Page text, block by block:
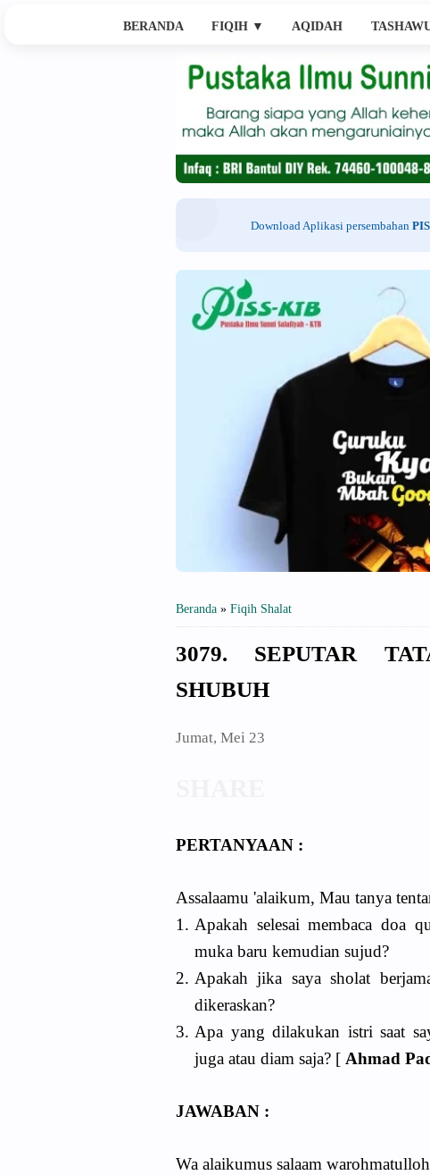
BERANDA FIQIH ▼ AQIDAH
Download Aplikasi persembahan
Beranda » Fiqih Shalat
3079. SEPUTAR
SHUBUH
Jumat, Mei 23
PERTANYAAN :
Assalaamu 'alaikum, Mau tanya
1. Apakah selesai membaca doa
muka baru kemudian sujud?
2. Apakah jika saya sholat
dikeraskan?
3. Apa yang dilakukan istri saat
juga atau diam saja? [ Ahmad
JAWABAN :
Wa alaikumus salaam